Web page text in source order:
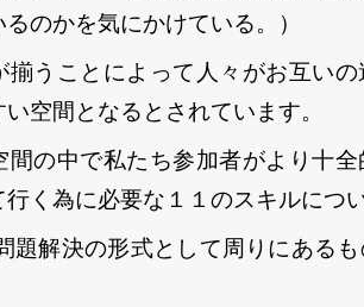
のかを気にかけている。）
揃うことによって人々がお互い
空間となるとされています。
間の中で私たち参加者がより十
く為に必要な１１のスキルにつ
題解決の形式として周りにある